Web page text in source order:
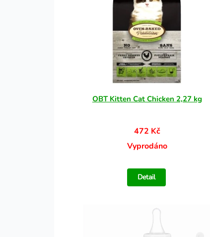
OBT Kitten Cat Chicken 2,27 kg
472 Kč
Vyprodáno
Detail